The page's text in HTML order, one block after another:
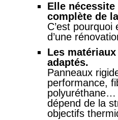
Elle nécessite
complète de
C’est
d’une
Les
adaptés.
Panneaux
performance,
polyuréthane…
dépend de la
objectifs